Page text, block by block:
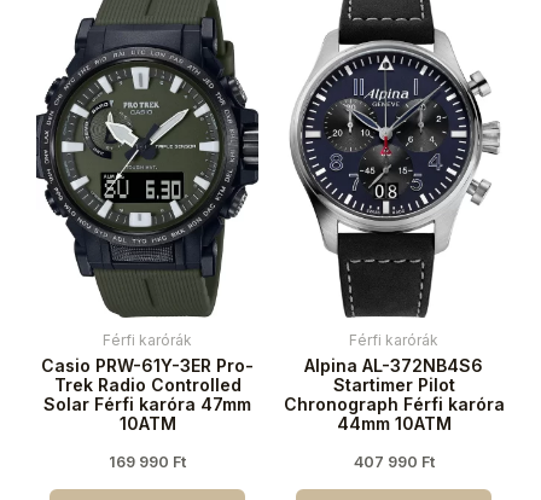
Férfi karórák
Casio PRW-61Y-3ER Pro-
Trek Radio Controlled
Solar Férfi karóra 47mm
10ATM
169 990 Ft
Férfi karórák
Alpina AL-372NB4S6
Startimer Pilot
Chronograph Férfi karóra
44mm 10ATM
407 990 Ft